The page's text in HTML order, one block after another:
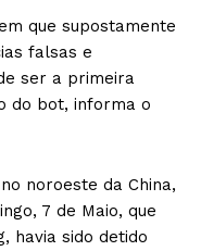
que supostamente
falsas e
ser a primeira
do bot, informa o
noroeste da China,
7 de Maio, que
havia sido detido